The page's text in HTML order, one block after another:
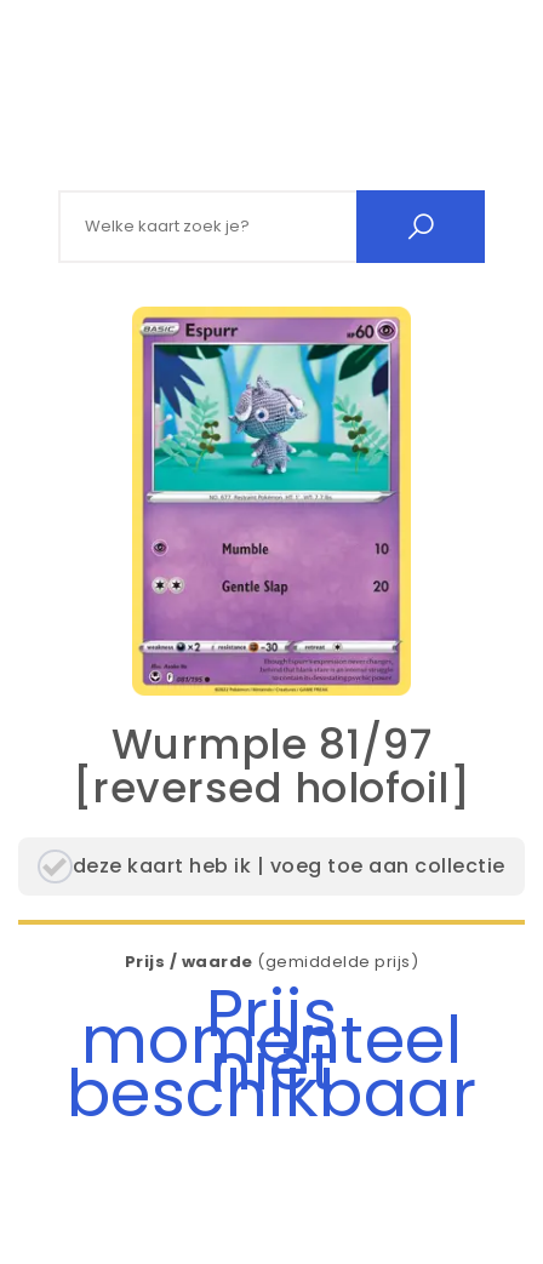
Wurmple 81/97
[reversed holofoil]
deze kaart heb ik | voeg toe aan collectie
Prijs / waarde (gemiddelde prijs)
Prijs
momenteel
niet
beschikbaar